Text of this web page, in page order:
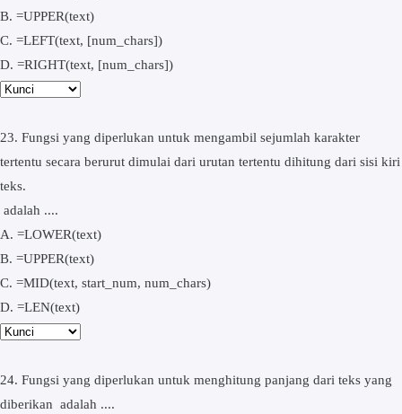
B. =UPPER(text)
C. =LEFT(text, [num_chars])
D. =RIGHT(text, [num_chars])
23. Fungsi yang diperlukan untuk mengambil sejumlah karakter
tertentu secara berurut dimulai dari urutan tertentu dihitung dari sisi kiri
teks.
adalah ....
A. =LOWER(text)
B. =UPPER(text)
C. =MID(text, start_num, num_chars)
D. =LEN(text)
24. Fungsi yang diperlukan untuk menghitung panjang dari teks yang
diberikan adalah ....